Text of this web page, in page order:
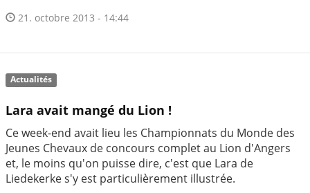
21. octobre 2013 - 14:44
Actualités
Lara avait mangé du Lion !
Ce week-end avait lieu les Championnats du Monde des
Jeunes Chevaux de concours complet au Lion d'Angers
et, le moins qu'on puisse dire, c'est que Lara de
Liedekerke s'y est particulièrement illustrée.